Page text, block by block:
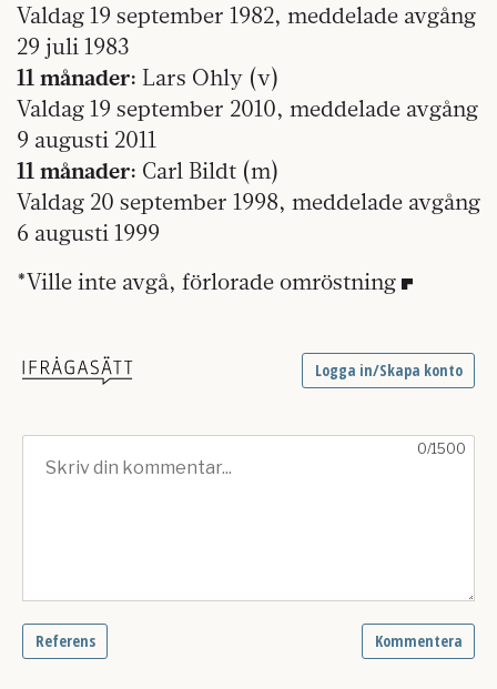
Valdag 19 september 1982, meddelade avgång
29 juli 1983
11 månader: Lars Ohly (v)
Valdag 19 september 2010, meddelade avgång
9 augusti 2011
11 månader: Carl Bildt (m)
Valdag 20 september 1998, meddelade avgång
6 augusti 1999
*Ville inte avgå, förlorade omröstning